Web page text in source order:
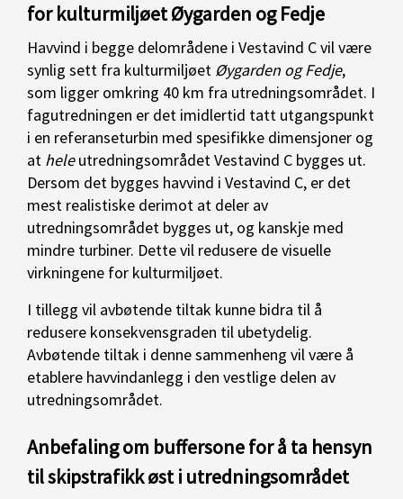
for kulturmiljøet Øygarden og Fedje
Havvind i begge delområdene i Vestavind C vil være
synlig sett fra kulturmiljøet Øygarden og Fedje,
som ligger omkring 40 km fra utredningsområdet. I
fagutredningen er det imidlertid tatt utgangspunkt
i en referanseturbin med spesifikke dimensjoner og
at heleutredningsområdet Vestavind C bygges ut.
Dersom det bygges havvind i Vestavind C, er det
mest realistiske derimot at deler av
utredningsområdet bygges ut, og kanskje med
mindre turbiner. Dette vil redusere de visuelle
virkningene for kulturmiljøet.
I tillegg vil avbøtende tiltak kunne bidra til å
redusere konsekvensgraden til ubetydelig.
Avbøtende tiltak i denne sammenheng vil være å
etablere havvindanlegg i den vestlige delen av
utredningsområdet.
Anbefaling om buffersone for å ta hensyn
til skipstrafikk øst i utredningsområdet